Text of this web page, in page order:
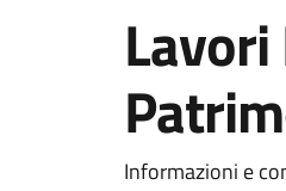
Informazioni e